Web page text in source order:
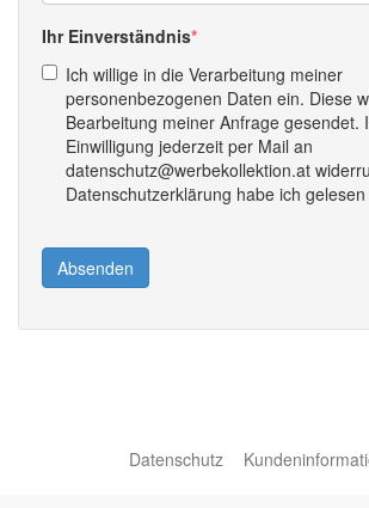
Ihr Einverständnis
Ich willige in die Verarbeitung meiner
personenbezogenen Daten ein. Diese
Bearbeitung meiner Anfrage gesendet.
Einwilligung jederzeit per Mail an
datenschutz@werbekollektion.at
Datenschutzerklärung habe ich
Absenden
Datenschutz